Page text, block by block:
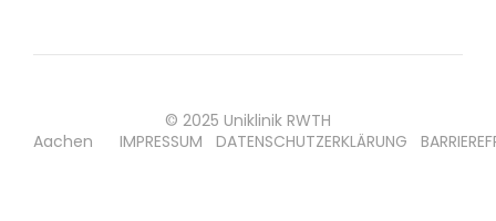
© 2025 Uniklinik RWTH
Aachen IMPRESSUM DATENSCHUTZERKLÄRUNG